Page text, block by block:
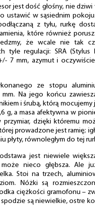
jest dość głośny, nie dziwi
ustawić w sąsiednim
z tyłu, rurkę
które również
że wcale nie tak
tyle regulacji: SRA (Stylus
7 mm, azymut i oczywiście
ze stopu
Na jego końcu
i śrubą, którą mocujemy
g, a masa afektywna w
dzięki któremu
prowadzone jest ramię;
płyty, równoległym do tej
jest niewiele
nieco głębsza. Ale
Stoi na trzech,
Nóżki są
ciężkości gramofonu –
są niewielkie, ostre